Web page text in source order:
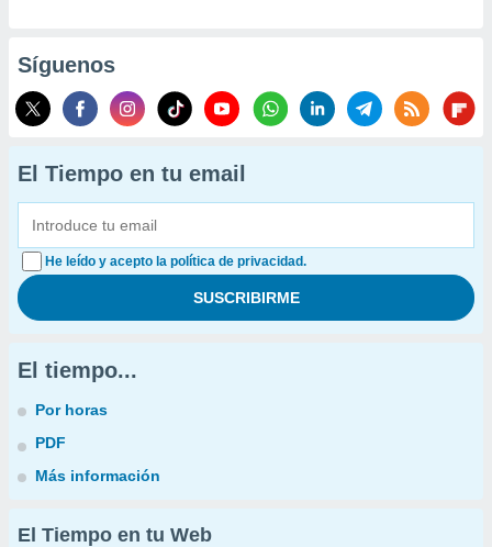
Síguenos
El Tiempo en tu email
He leído y acepto la política de privacidad.
El tiempo...
Por horas
PDF
Más información
El Tiempo en tu Web